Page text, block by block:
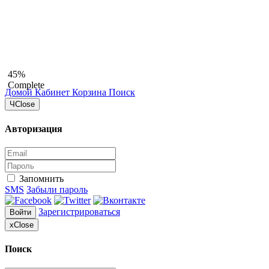
45%
Complete
Домой Кабинет Корзина Поиск
ЧClose
Авторизация
Запомнить
SMS Забыли пароль
Войти Зарегистрироваться
xClose
Поиск